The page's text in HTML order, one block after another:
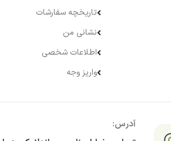
تاریخچه سفارشات
نشانی من
اطلاعات شخصی
واریز وجه
آدرس: